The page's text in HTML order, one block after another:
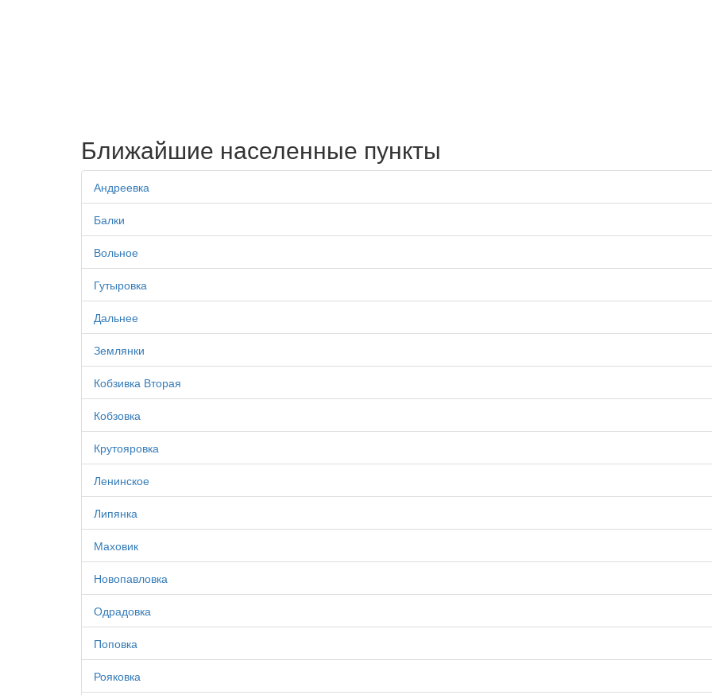
Ближайшие населенные пункты
Андреевка
Балки
Вольное
Гутыровка
Дальнее
Землянки
Кобзивка Вторая
Кобзовка
Крутояровка
Ленинское
Липянка
Маховик
Новопавловка
Одрадовка
Поповка
Рояковка